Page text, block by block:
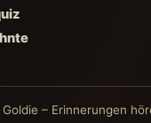
– Erinnerungen